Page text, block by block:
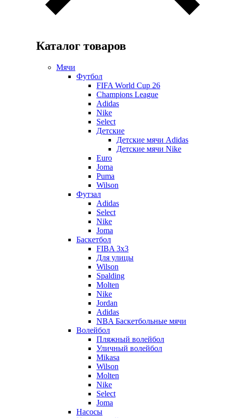
Каталог товаров
Мячи
Футбол
FIFA World Cup 26
Champions League
Adidas
Nike
Select
Детские
Детские мячи Adidas
Детские мячи Nike
Euro
Joma
Puma
Wilson
Футзал
Adidas
Select
Nike
Joma
Баскетбол
FIBA 3x3
Для улицы
Wilson
Spalding
Molten
Nike
Jordan
Adidas
NBA Баскетбольные мячи
Волейбол
Пляжный волейбол
Уличный волейбол
Mikasa
Wilson
Molten
Nike
Select
Joma
Насосы